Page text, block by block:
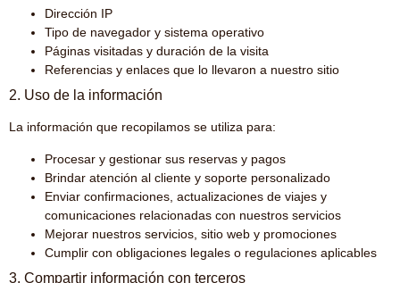
Dirección IP
Tipo de navegador y sistema operativo
Páginas visitadas y duración de la visita
Referencias y enlaces que lo llevaron a nuestro sitio
2. Uso de la información
La información que recopilamos se utiliza para:
Procesar y gestionar sus reservas y pagos
Brindar atención al cliente y soporte personalizado
Enviar confirmaciones, actualizaciones de viajes y
comunicaciones relacionadas con nuestros servicios
Mejorar nuestros servicios, sitio web y promociones
Cumplir con obligaciones legales o regulaciones aplicables
3. Compartir información con terceros